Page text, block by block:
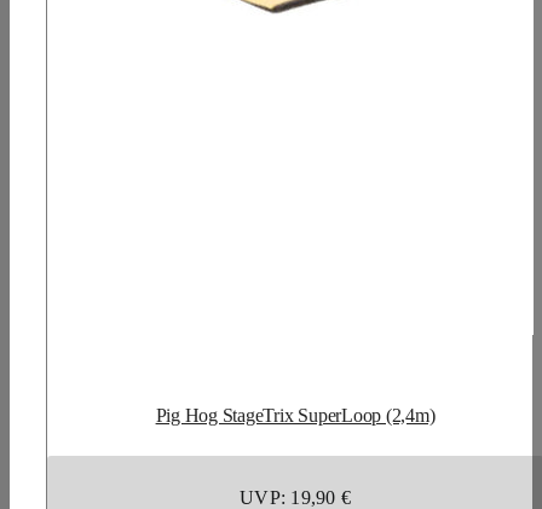
Pig Hog StageTrix SuperLoop (2,4m)
UVP: 19,90 €